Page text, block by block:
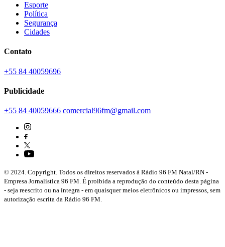
Esporte
Política
Segurança
Cidades
Contato
+55 84 40059696
Publicidade
+55 84 40059666 comercial96fm@gmail.com
© 2024. Copyright. Todos os direitos reservados à Rádio 96 FM Natal/RN -
Empresa Jornalística 96 FM. É proibida a reprodução do conteúdo desta página
- seja reescrito ou na íntegra - em quaisquer meios eletrônicos ou impressos, sem
autorização escrita da Rádio 96 FM.